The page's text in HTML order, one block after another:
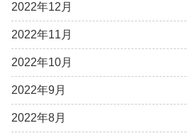
2022年12月
2022年11月
2022年10月
2022年9月
2022年8月